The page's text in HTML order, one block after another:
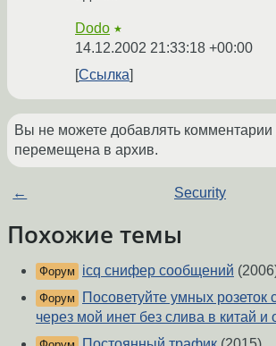
Dodo ★
14.12.2002 21:33:18 +00:00
Ссылка
Вы не можете добавлять комментарии
перемещена в архив.
← Security
Похожие темы
Форум icq снифер сообщений
Форум
Посоветуйте умных розеток
через мой инет без слива в китай и